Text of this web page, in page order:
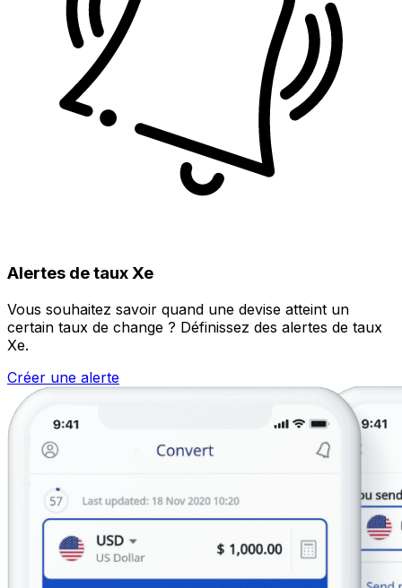
Alertes de taux Xe
Vous souhaitez savoir quand une devise atteint un
certain taux de change ? Définissez des alertes de taux
Xe.
Créer une alerte